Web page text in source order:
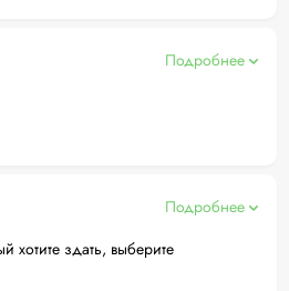
Подробнее
Подробнее
хотите здать, выберите